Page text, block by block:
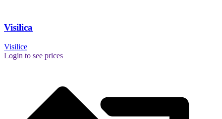
Visilica
Visilice
Login to see prices